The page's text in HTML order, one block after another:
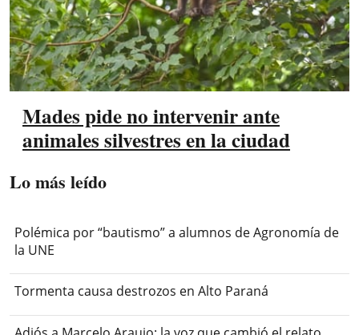
Mades pide no intervenir ante
animales silvestres en la ciudad
Lo más leído
Polémica por “bautismo” a alumnos de Agronomía de
la UNE
Tormenta causa destrozos en Alto Paraná